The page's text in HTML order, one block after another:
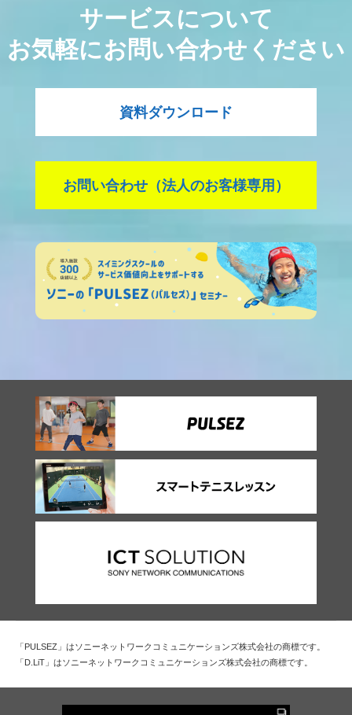
サービスについて
お気軽にお問い合わせください
資料ダウンロード
お問い合わせ（法人のお客様専用）
「PULSEZ」はソニーネットワークコミュニケーションズ株式会社の商標です。
「D.LiT」はソニーネットワークコミュニケーションズ株式会社の商標です。